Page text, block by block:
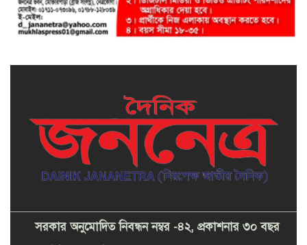
সরকার অনুমোদিত নিবন্ধন নম্বর -৪২, প্রকাশনার ৩০ বছর